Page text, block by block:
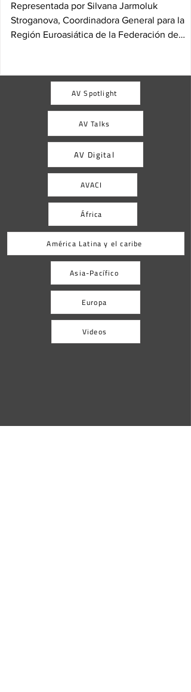
Representada por Silvana Jarmoluk
Stroganova, Coordinadora General para la
Región Euroasiática de la Federación de
AV Spotlight
AV Talks
AV Digital
AVACI
África
América Latina y el caribe
Asia-Pacífico
Europa
Videos